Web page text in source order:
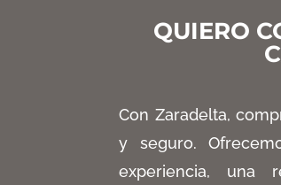
QUIERO
Con Zaradelta,
y seguro.
experiencia, una